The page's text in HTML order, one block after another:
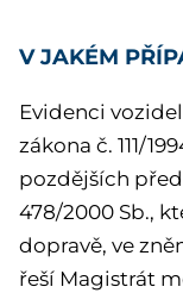
V JAKÉM
Evidenci
zákona č. 111/
pozdějších
478/2000 Sb.,
dopravě, ve
řeší Magistrát